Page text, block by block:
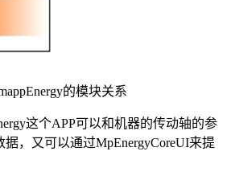
的模块关系
这个APP可以和机器的传动轴的参
，又可以通过MpEnergyCoreUI来提